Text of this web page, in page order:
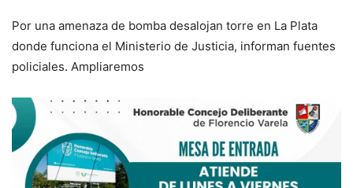
Por una amenaza de bomba desalojan torre en La Plata
donde funciona el Ministerio de Justicia, informan fuentes
policiales. Ampliaremos